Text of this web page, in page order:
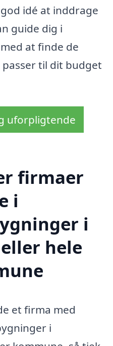
idé at inddrage
guide dig i
at finde de
til dit budget
uforpligtende
firmaer
i
i
hele
et firma med
i